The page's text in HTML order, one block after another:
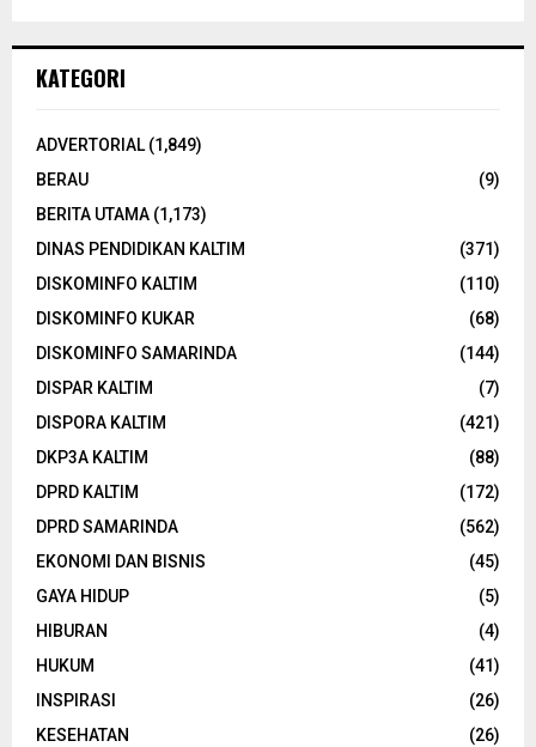
KATEGORI
ADVERTORIAL (1,849)
BERAU
(9)
BERITA UTAMA (1,173)
DINAS PENDIDIKAN KALTIM
(371)
DISKOMINFO KALTIM
(110)
DISKOMINFO KUKAR
(68)
DISKOMINFO SAMARINDA
(144)
DISPAR KALTIM
(7)
DISPORA KALTIM
(421)
DKP3A KALTIM
(88)
DPRD KALTIM
(172)
DPRD SAMARINDA
(562)
EKONOMI DAN BISNIS
(45)
GAYA HIDUP
(5)
HIBURAN
(4)
HUKUM
(41)
INSPIRASI
(26)
KESEHATAN
(26)